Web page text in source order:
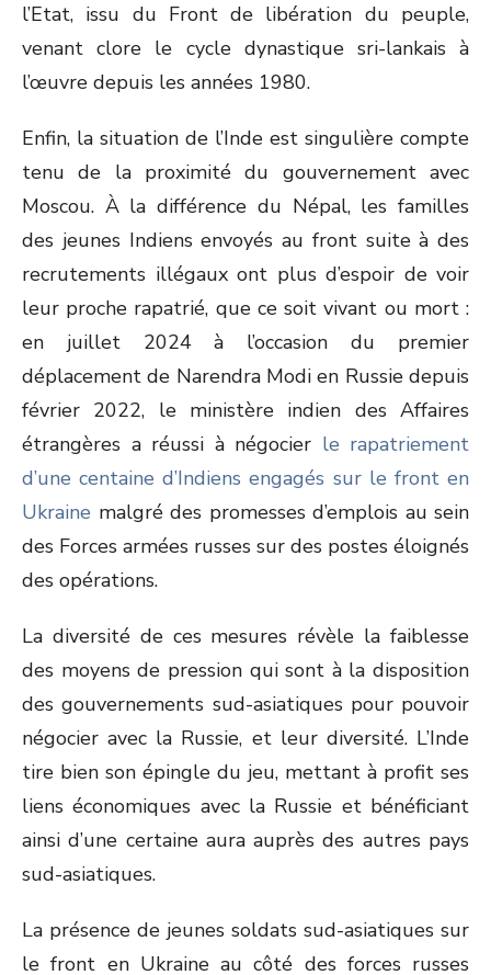
l’Etat, issu du Front de libération du peuple,
venant clore le cycle dynastique sri-lankais à
l’œuvre depuis les années 1980.
Enfin, la situation de l’Inde est singulière compte
tenu de la proximité du gouvernement avec
Moscou. À la différence du Népal, les familles
des jeunes Indiens envoyés au front suite à des
recrutements illégaux ont plus d’espoir de voir
leur proche rapatrié, que ce soit vivant ou mort :
en juillet 2024 à l’occasion du premier
déplacement de Narendra Modi en Russie depuis
février 2022, le ministère indien des Affaires
étrangères a réussi à négocier le rapatriement
d’une centaine d’Indiens engagés sur le front en
Ukraine malgré des promesses d’emplois au sein
des Forces armées russes sur des postes éloignés
des opérations.
La diversité de ces mesures révèle la faiblesse
des moyens de pression qui sont à la disposition
des gouvernements sud-asiatiques pour pouvoir
négocier avec la Russie, et leur diversité. L’Inde
tire bien son épingle du jeu, mettant à profit ses
liens économiques avec la Russie et bénéficiant
ainsi d’une certaine aura auprès des autres pays
sud-asiatiques.
La présence de jeunes soldats sud-asiatiques sur
le front en Ukraine au côté des forces russes